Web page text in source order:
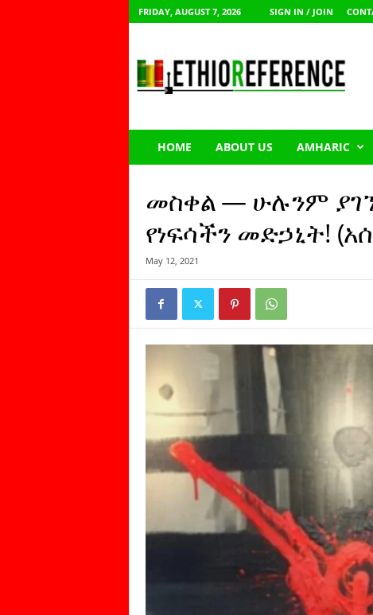
FRIDAY, AUGUST 7, 2026 SIGN IN / JOIN
h
HOME ABOUT US AMHARIC
መስቀል — ሁሉንም
የነፍሳችን መድኃኒት!
May 12, 2021